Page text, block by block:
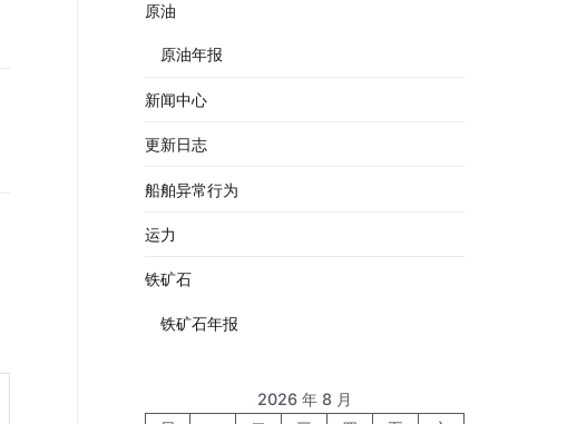
原油
原油年报
新闻中心
更新日志
船舶异常行为
运力
铁矿石
铁矿石年报
2026 年 8 月